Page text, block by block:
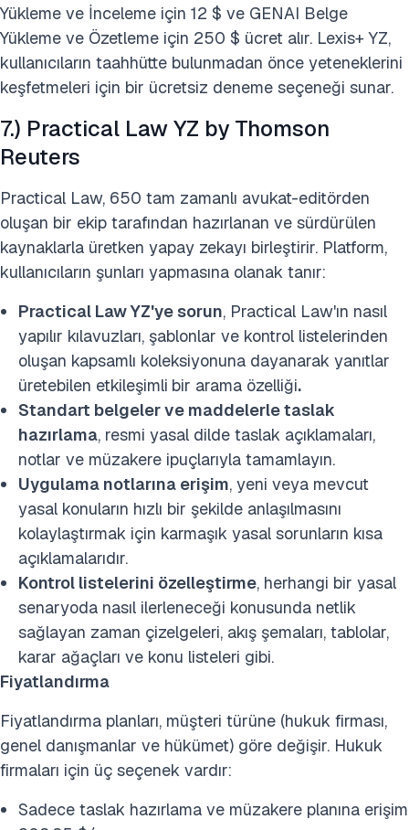
Yükleme ve İnceleme için 12 $ ve GENAI Belge
Yükleme ve Özetleme için 250 $ ücret alır. Lexis+ YZ,
kullanıcıların taahhütte bulunmadan önce yeteneklerini
keşfetmeleri için bir ücretsiz deneme seçeneği sunar.
7.) Practical Law YZ by Thomson
Reuters
Practical Law, 650 tam zamanlı avukat-editörden
oluşan bir ekip tarafından hazırlanan ve sürdürülen
kaynaklarla üretken yapay zekayı birleştirir. Platform,
kullanıcıların şunları yapmasına olanak tanır:
Practical Law YZ'ye sorun, Practical Law'ın nasıl
yapılır kılavuzları, şablonlar ve kontrol listelerinden
oluşan kapsamlı koleksiyonuna dayanarak yanıtlar
üretebilen etkileşimli bir arama özelliği.
Standart belgeler ve maddelerle taslak
hazırlama, resmi yasal dilde taslak açıklamaları,
notlar ve müzakere ipuçlarıyla tamamlayın.
Uygulama notlarına erişim, yeni veya mevcut
yasal konuların hızlı bir şekilde anlaşılmasını
kolaylaştırmak için karmaşık yasal sorunların kısa
açıklamalarıdır.
Kontrol listelerini özelleştirme, herhangi bir yasal
senaryoda nasıl ilerleneceği konusunda netlik
sağlayan zaman çizelgeleri, akış şemaları, tablolar,
karar ağaçları ve konu listeleri gibi.
Fiyatlandırma
Fiyatlandırma planları, müşteri türüne (hukuk firması,
genel danışmanlar ve hükümet) göre değişir. Hukuk
firmaları için üç seçenek vardır:
Sadece taslak hazırlama ve müzakere planına erişim